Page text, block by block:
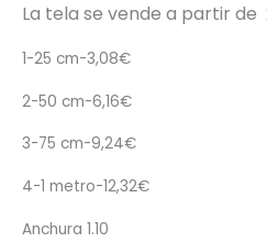
La tela se vende a partir de
1-25 cm-3,08€
2-50 cm-6,16€
3-75 cm-9,24€
4-1 metro-12,32€
Anchura 1.10